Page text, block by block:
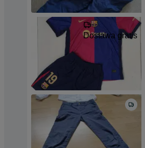
Dostawa gratis